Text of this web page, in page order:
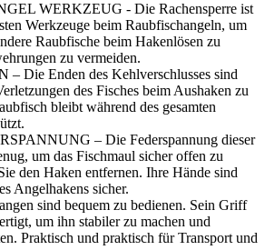
WERKZEUG - Die Rachensperre ist
Werkzeuge beim Raubfischangeln, um
Raubfische beim Hakenlösen zu
zu vermeiden.
– Die Enden des Kehlverschlusses sind
des Fisches beim Aushaken zu
bleibt während des gesamten
– Die Federspannung dieser
um das Fischmaul sicher offen zu
den Haken entfernen. Ihre Hände sind
Angelhakens sicher.
sind bequem zu bedienen. Sein Griff
um ihn stabiler zu machen und
Praktisch und praktisch für Transport und